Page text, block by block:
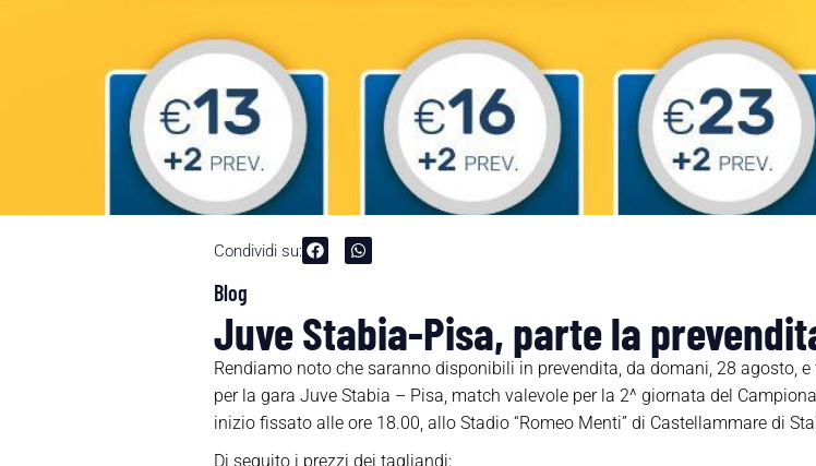
Condividi su:
Blog
Juve Stabia-Pisa, parte la
Rendiamo noto che saranno disponibili in prevendita, da domani, 28 agosto,
per la gara Juve Stabia – Pisa, match valevole per la 2^ giornata del
inizio fissato alle ore 18.00, allo Stadio “Romeo Menti” di Castellammare di
Di seguito i prezzi dei tagliandi: